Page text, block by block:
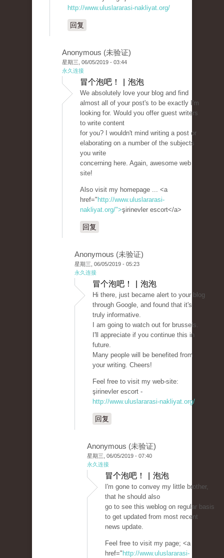
http://www.uluslararasi-nakliyat.org/
回复
Anonymous (未验证)
星期三, 06/05/2019 - 03:44
永久连接
冒个泡吧！ | 泡泡
We absolutely love your blog and find
almost all of your post's to be exactly I'm
looking for. Would you offer guest writers
to write content
for you? I wouldn't mind writing a post or
elaborating on a number of the subjects
you write
concerning here. Again, awesome web
site!
Also visit my homepage ... <a
href=" http://www.uluslararasi-
nakliyat.org/">şirinevler escort</a>
回复
Anonymous (未验证)
星期三, 06/05/2019 - 05:23
永久连接
冒个泡吧！ | 泡泡
Hi there, just became alert to your blog
through Google, and found that it's
truly informative.
I am going to watch out for brussels.
I'll appreciate if you continue this in
future.
Many people will be benefited from
your writing. Cheers!
Feel free to visit my web-site:
şirinevler escort -
http://www.uluslararasi-nakliyat.org/
回复
Anonymous (未验证)
星期三, 06/05/2019 - 07:40
永久连接
冒个泡吧！ | 泡泡
I'm gone to convey my little brother,
that he should also
go to see this weblog on regular basis
to get updated from most recent
news update.
Feel free to visit my page; <a
href=" http://www.uluslararasi-